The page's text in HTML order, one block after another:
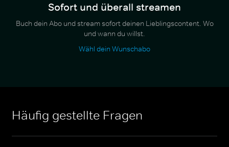
Sofort und überall streamen
Buch dein Abo und stream sofort deinen Lieblingscontent. Wo
und wann du willst.
Wähl dein Wunschabo
Häufig gestellte Fragen